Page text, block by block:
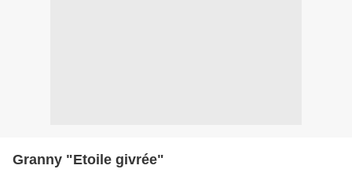
Granny "Etoile givrée"